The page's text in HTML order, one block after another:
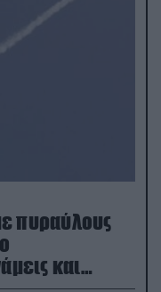
πυραύλους
και